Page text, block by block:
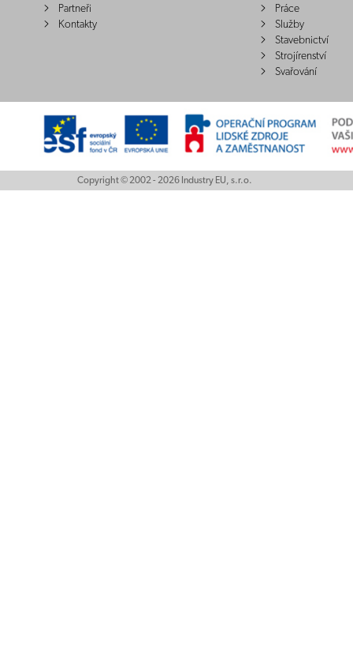
Partneři
Kontakty
Práce
Služby
Stavebnictví
Strojírenství
Svařování
Copyright © 2002 - 2026 Industry EU, s.r.o.